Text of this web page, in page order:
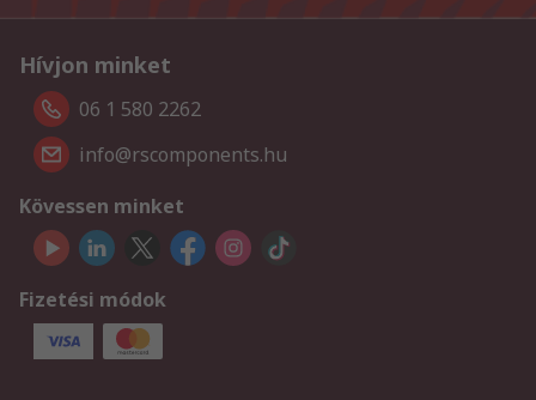
Hívjon minket
06 1 580 2262
info@rscomponents.hu
Kövessen minket
Fizetési módok